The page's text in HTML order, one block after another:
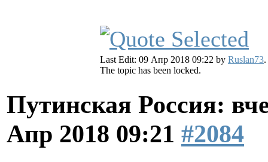
Last Edit: 09 Апр 2018 09:22 by Ruslan73.
The topic has been locked.
Путинская Россия:
Апр 2018 09:21 #2084